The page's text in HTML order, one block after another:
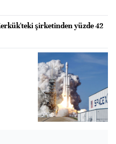
şirketinden yüzde 42